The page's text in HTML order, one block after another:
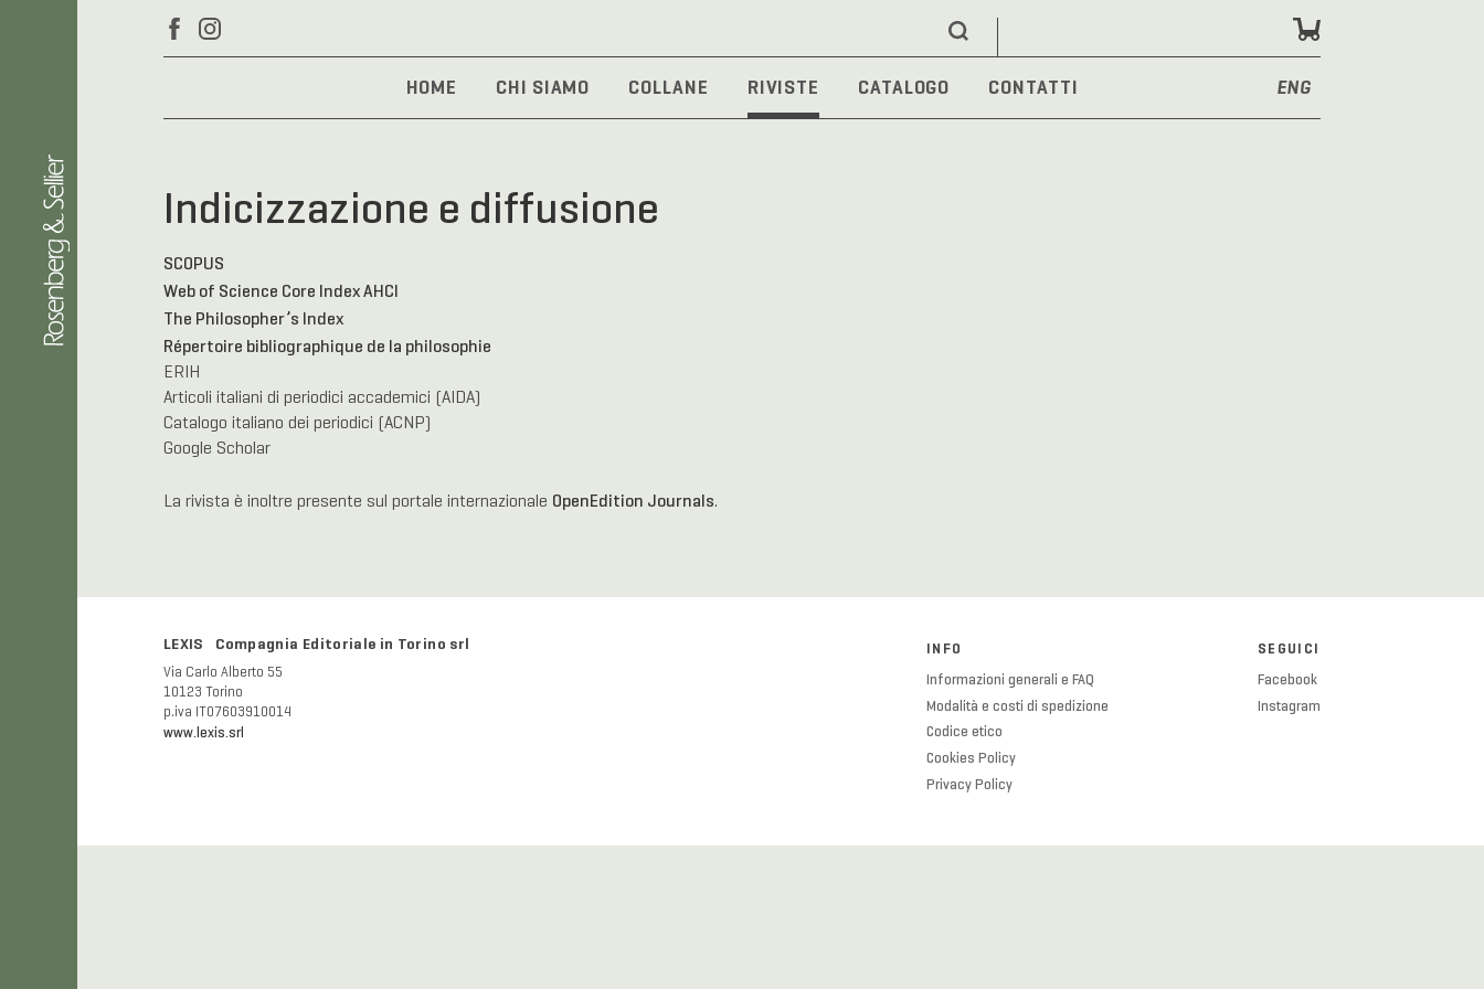
HOME CHI SIAMO COLLANE RIVISTE CATALOGO CONTATTI ENG
Indicizzazione e diffusione
SCOPUS
Web of Science Core Index AHCI
The Philosopher’s Index
Répertoire bibliographique de la philosophie
ERIH
Articoli italiani di periodici accademici (AIDA)
Catalogo italiano dei periodici (ACNP)
Google Scholar
La rivista è inoltre presente sul portale internazionale OpenEdition Journals.
LEXIS Compagnia Editoriale in Torino srl
Via Carlo Alberto 55
10123 Torino
p.iva IT07603910014
www.lexis.srl
INFO
Informazioni generali e FAQ
Modalità e costi di spedizione
Codice etico
Cookies Policy
Privacy Policy
SEGUICI
Facebook
Instagram